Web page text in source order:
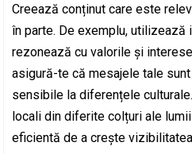
Creează conținut care este
în parte. De exemplu, utilizează
rezonează cu valorile și
asigură-te că mesajele tale
sensibile la diferențele
locali din diferite colțuri ale
eficientă de a crește